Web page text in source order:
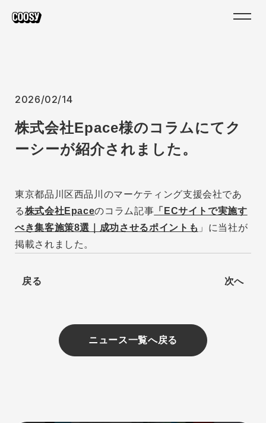
2026/02/14
株式会社Epace様のコラムにてク
ーシーが紹介されました。
東京都品川区西品川のマーケティング支援会社であ
る株式会社Epaceのコラム記事 「 ECサイトで実施す
べき集客施策8選｜成功させるポイントも 」に当社が
掲載されました。
戻る 次へ
ニュース一覧へ戻る